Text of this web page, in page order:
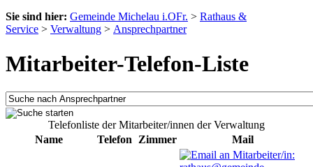
Sie sind hier: Gemeinde Michelau i.OFr. > Rathaus &
Service > Verwaltung > Ansprechpartner
Mitarbeiter-Telefon-Liste
Telefonliste der Mitarbeiter/innen der Verwaltung
Name
Telefon Zimmer Mail